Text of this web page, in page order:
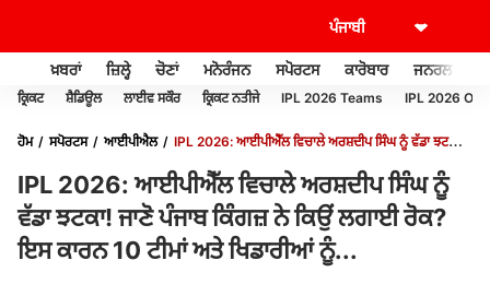
ਖ਼ਬਰਾਂ ਜ਼ਿਲ੍ਹੇ ਚੋਣਾਂ ਮਨੋਰੰਜਨ ਸਪੋਰਟਸ ਕਾਰੋਬਾਰ ਜਨਰਲ ਨੌਲਜ
ਕ੍ਰਿਕਟ ਸ਼ੈਡਿਊਲ ਲਾਈਵ ਸਕੌਰ ਕ੍ਰਿਕਟ ਨਤੀਜੇ IPL 2026 Teams IPL 2026
ਹੋਮ ਸਪੋਰਟਸ ਆਈਪੀਐਲ
IPL 2026: ਆਈਪੀਐੱਲ ਵਿਚਾਲੇ ਅਰਸ਼ਦੀਪ ਸਿੰਘ ਨੂੰ ਵੱਡਾ ਝਟਕਾ!
IPL 2026: ਆਈਪੀਐੱਲ ਵਿਚਾਲੇ ਅਰਸ਼ਦੀਪ ਸਿੰਘ ਨੂੰ
ਵੱਡਾ ਝਟਕਾ! ਜਾਣੋ ਪੰਜਾਬ ਕਿੰਗਜ਼ ਨੇ ਕਿਉਂ ਲਗਾਈ ਰੋਕ?
ਇਸ ਕਾਰਨ 10 ਟੀਮਾਂ ਅਤੇ ਖਿਡਾਰੀਆਂ ਨੂੰ...